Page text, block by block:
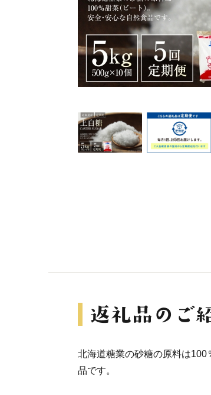
北海道糖業の砂糖の原料は
品です。